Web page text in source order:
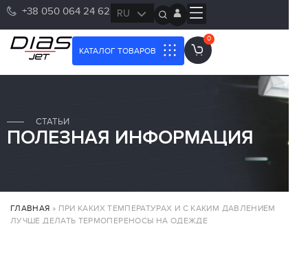
+38 050 064 24 62 RU
UK
КАТАЛОГ ТОВАРОВ
0
СТАТЬИ
ПОЛЕЗНАЯ ИНФОРМАЦИЯ
ГЛАВНАЯ » ПРИ КАКИХ ТЕМПЕРАТУРАХ И С КАКИМ ДАВЛЕНИЕМ
ЛУЧШЕ ДЕЛАТЬ ТЕРМОПЕРЕНОСЫ НА ОДЕЖДЕ